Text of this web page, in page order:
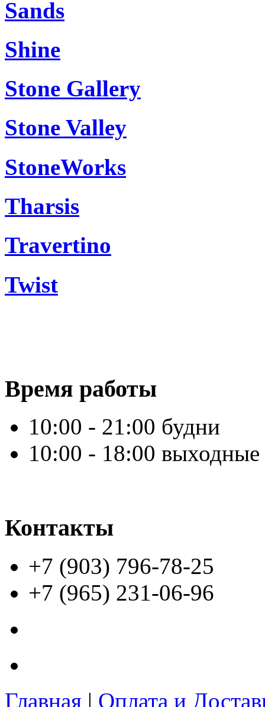
Sands
Shine
Stone Gallery
Stone Valley
StoneWorks
Tharsis
Travertino
Twist
Время работы
10:00 - 21:00 будни
10:00 - 18:00 выходные
Контакты
+7 (903) 796-78-25
+7 (965) 231-06-96
Главная | Оплата и